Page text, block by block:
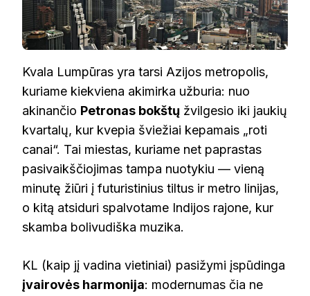
Kvala Lumpūras yra tarsi Azijos metropolis,
kuriame kiekviena akimirka užburia: nuo
akinančio Petronas bokštų žvilgesio iki jaukių
kvartalų, kur kvepia šviežiai kepamais „roti
canai“. Tai miestas, kuriame net paprastas
pasivaikščiojimas tampa nuotykiu — vieną
minutę žiūri į futuristinius tiltus ir metro linijas,
o kitą atsiduri spalvotame Indijos rajone, kur
skamba bolivudiška muzika.
KL (kaip jį vadina vietiniai) pasižymi įspūdinga
įvairovės harmonija: modernumas čia ne